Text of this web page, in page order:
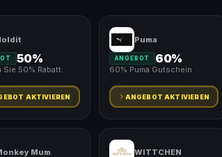
50%
Sie 50% Rabatt.
AKTIVIEREN
Puma
ANGEBOT 60%
60% Puma Gutschein
ANGEBOT AKTIVIEREN
Mum WITTCHEN